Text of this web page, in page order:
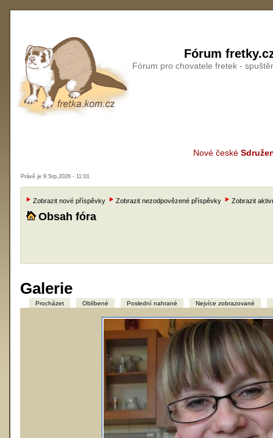
Fórum
Fórum pro chovatele fretek -
Nové české
Právě je 9.Srp.2026 - 11:01
Zobrazit nové příspěvky Zobrazit nezodpovězené příspěvky Zobrazit
Obsah fóra
Galerie
Procházet Oblíbené Poslední nahrané Nejvíce zobrazované